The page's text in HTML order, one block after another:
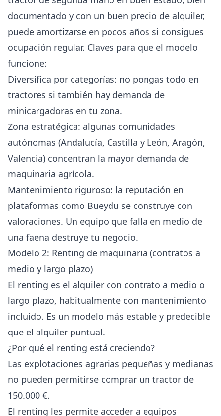
documentado y con un buen precio de alquiler,
puede amortizarse en pocos años si consigues
ocupación regular. Claves para que el modelo
funcione:
Diversifica por categorías: no pongas todo en
tractores si también hay demanda de
minicargadoras en tu zona.
Zona estratégica: algunas comunidades
autónomas (Andalucía, Castilla y León, Aragón,
Valencia) concentran la mayor demanda de
maquinaria agrícola.
Mantenimiento riguroso: la reputación en
plataformas como Bueydu se construye con
valoraciones. Un equipo que falla en medio de
una faena destruye tu negocio.
Modelo 2: Renting de maquinaria (contratos a
medio y largo plazo)
El renting es el alquiler con contrato a medio o
largo plazo, habitualmente con mantenimiento
incluido. Es un modelo más estable y predecible
que el alquiler puntual.
¿Por qué el renting está creciendo?
Las explotaciones agrarias pequeñas y medianas
no pueden permitirse comprar un tractor de
150.000 €.
El renting les permite acceder a equipos